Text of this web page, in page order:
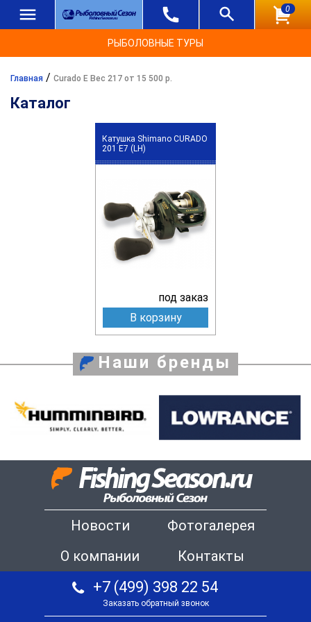
0
РЫБОЛОВНЫЕ ТУРЫ
Главная / Curado E Вес 217 от 15 500 р.
Каталог
Катушка Shimano CURADO
201 E7 (LH)
под заказ
В корзину
Наши бренды
Новости
Фотогалерея
О компании
Контакты
+7 (499) 398 22 54
Заказать обратный звонок